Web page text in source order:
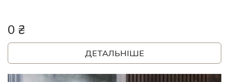
0 ₴
ДЕТАЛЬНІШЕ